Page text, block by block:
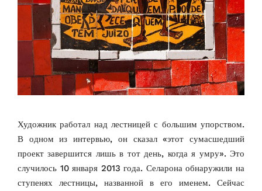
Художник работал над лестницей с большим упорством.
В одном из интервью, он сказал «этот сумасшедший
проект завершится лишь в тот день, когда я умру». Это
случилось 10 января 2013 года. Селарона обнаружили на
ступенях лестницы, названной в его именем. Сейчас